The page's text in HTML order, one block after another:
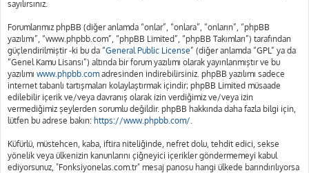
sayılırsınız.
Forumlarımız phpBB (diğer anlamda “onlar”, “onlara”, “onların”, “phpBB
yazılımı”, “www.phpbb.com”, “phpBB Limited”, “phpBB Takımları”) tarafından
güçlendirilmiştir -ki bu da “General Public License” (diğer anlamda “GPL” ya da
“Genel Kamu Lisansı”) altında bir forum yazılımı olarak yayınlanmıştır ve bu
yazılımı www.phpbb.com adresinden indirebilirsiniz. phpBB yazılımı sadece
internet tabanlı tartışmaları kolaylaştırmak içindir; phpBB Limited müsaade
edilebilir içerik ve/veya davranış olarak izin verdiğimiz ve/veya izin
vermediğimiz şeylerden sorumlu değildir. phpBB hakkında daha fazla bilgi için,
lütfen bu adrese bakın: https://www.phpbb.com/.
Küfürlü, müstehcen, kaba, iftira niteliğinde, nefret dolu, tehdit edici, sekse
yönelik veya ülkenizin kanunlarını çiğneyici içerikler göndermemeyi kabul
ediyorsunuz, "Fonksiyonelas.com.tr" mesaj panosu hangi ülkede barındırılıyorsa